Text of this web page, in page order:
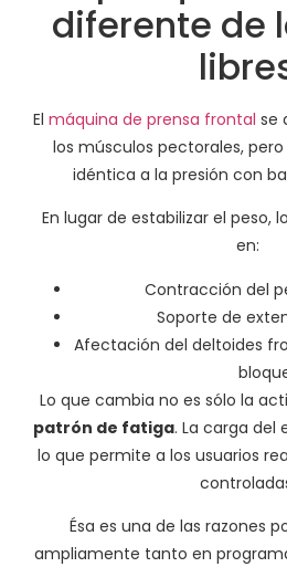
diferente de
El máquina de prensa frontal se
los músculos pectorales,
idéntica a la presión con
En lugar de estabilizar el peso,
en:
Contracción del
Soporte de
Afectación del deltoides
Lo que cambia no es sólo la
patrón de fatiga. La carga del
lo que permite a los usuarios
Ésa es una de las razones
ampliamente tanto en